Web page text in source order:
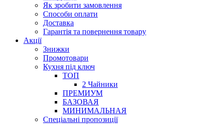
Як зробити замовлення
Способи оплати
Доставка
Гарантія та повернення товару
Акції
Знижки
Промотовари
Кухня під ключ
ТОП
2 Чайники
ПРЕМИУМ
БАЗОВАЯ
МИНИМАЛЬНАЯ
Спеціальні пропозиції